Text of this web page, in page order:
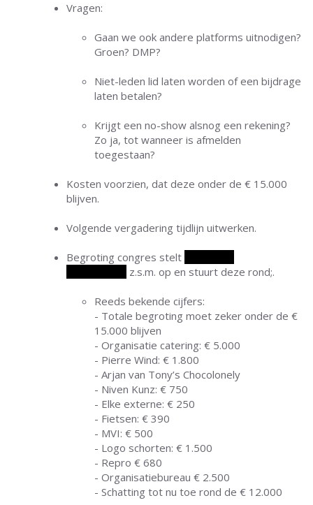
Vragen:
Gaan we ook andere platforms uitnodigen?
Groen? DMP?
Niet-leden lid laten worden of een bijdrage
laten betalen?
Krijgt een no-show alsnog een rekening?
Zo ja, tot wanneer is afmelden
toegestaan?
Kosten voorzien, dat deze onder de € 15.000
blijven.
Volgende vergadering tijdlijn uitwerken.
Begroting congres stelt
z.s.m. op en stuurt deze rond;.
Reeds bekende cijfers:
- Totale begroting moet zeker onder de €
15.000 blijven
- Organisatie catering: € 5.000
- Pierre Wind: € 1.800
- Arjan van Tony’s Chocolonely
- Niven Kunz: € 750
- Elke externe: € 250
- Fietsen: € 390
- MVI: € 500
- Logo schorten: € 1.500
- Repro € 680
- Organisatiebureau € 2.500
- Schatting tot nu toe rond de € 12.000